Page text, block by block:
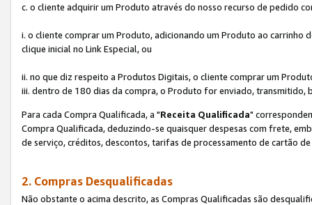
c. o cliente adquirir um Produto através do nosso recurso de pedido
i. o cliente comprar um Produto, adicionando um Produto ao
clique inicial no Link Especial, ou
ii. no que diz respeito a Produtos Digitais, o cliente comprar um
iii. dentro de 180 dias da compra, o Produto for enviado, transmitido,
Para cada Compra Qualificada, a "Receita Qualificada"
Compra Qualificada, deduzindo-se quaisquer despesas com frete,
de serviço, créditos, descontos, tarifas de processamento de cartão
2. Compras Desqualificadas
Não obstante o acima descrito, as Compras Qualificadas são